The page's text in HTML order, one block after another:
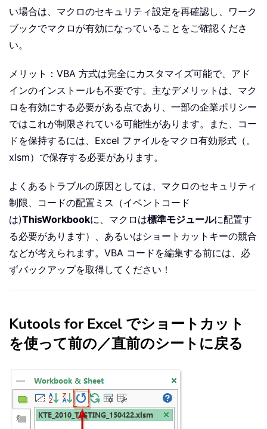
い場合は、マクロのセキュリティ設定を再確認し、ワーク
ブックでマクロが有効になっていることをご確認くださ
い。
メリット：VBA 方式は完全にカスタマイズ可能で、アド
インのインストールも不要です。主なデメリットは、マク
ロを有効にする必要がある点であり、一部の企業ポリシー
ではこれが制限されている可能性があります。また、コー
ドを保持するには、Excel ファイルをマクロ有効形式（。
xlsm）で保存する必要があります。
よくあるトラブルの原因としては、マクロのセキュリティ
制限、コードの配置ミス（イベントコード
は)ThisWorkbookに、マクロは標準モジュールに配置す
る必要があります）、あるいはショートカットキーの競合
などが考えられます。VBA コードを編集する前には、必
ずバックアップを取得してください！
Kutools for Excel でショートカット
を使って前の／直前のシートに戻る